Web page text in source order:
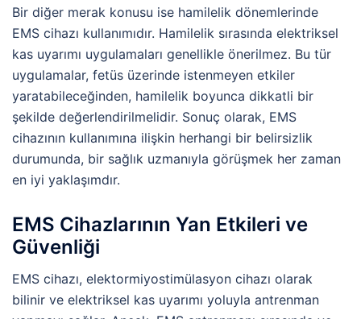
Bir diğer merak konusu ise hamilelik dönemlerinde
EMS cihazı kullanımıdır. Hamilelik sırasında elektriksel
kas uyarımı uygulamaları genellikle önerilmez. Bu tür
uygulamalar, fetüs üzerinde istenmeyen etkiler
yaratabileceğinden, hamilelik boyunca dikkatli bir
şekilde değerlendirilmelidir. Sonuç olarak, EMS
cihazının kullanımına ilişkin herhangi bir belirsizlik
durumunda, bir sağlık uzmanıyla görüşmek her zaman
en iyi yaklaşımdır.
EMS Cihazlarının Yan Etkileri ve
Güvenliği
EMS cihazı, elektormiyostimülasyon cihazı olarak
bilinir ve elektriksel kas uyarımı yoluyla antrenman